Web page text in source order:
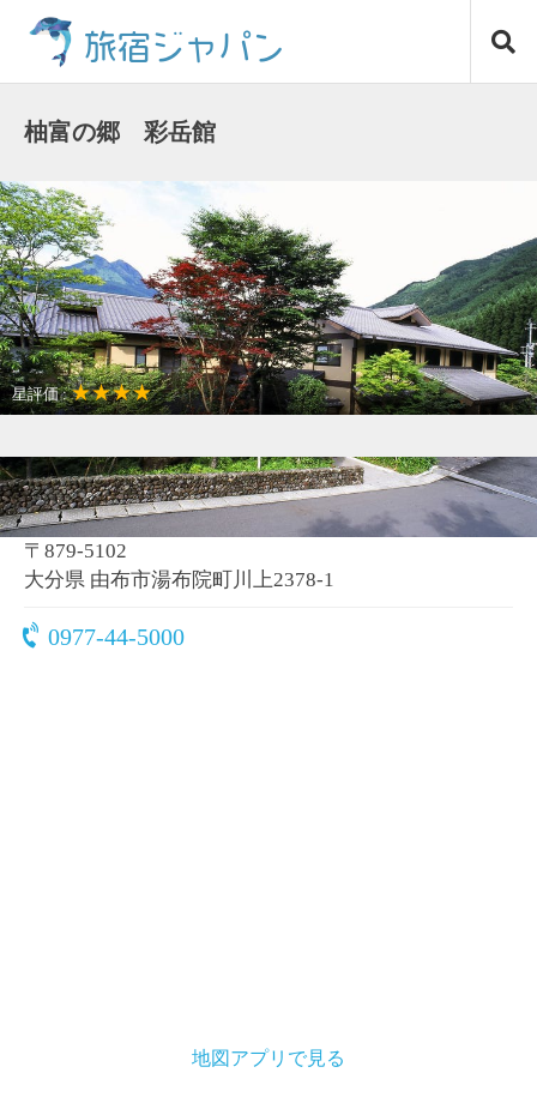
ス
キ
ッ
プ
旅宿ジャパン
柚富の郷 彩岳館
星評価 :★★★★
温泉リゾート
〒879-5102
大分県 由布市湯布院町川上2378-1
0977-44-5000
地図アプリで見る